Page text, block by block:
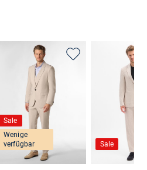
Sale
Wenige
verfügbar
Sale